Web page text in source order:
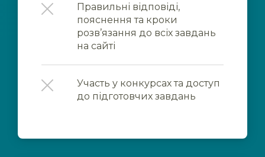
Правильні відповіді,
пояснення та кроки
розв’язання до всіх завдань
на сайті
Участь у конкурсах та доступ
до підготовчих завдань